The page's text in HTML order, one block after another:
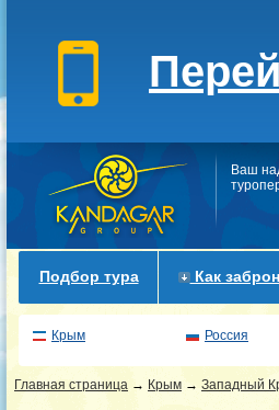
Ваш
Подбор тура Как
Крым Россия
Главная страница → Крым → Западный